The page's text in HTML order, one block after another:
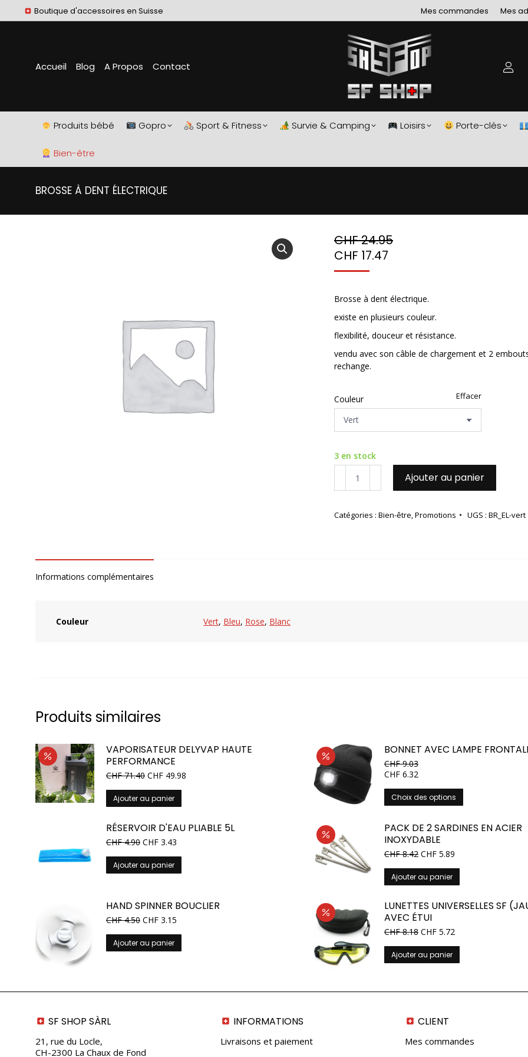
Boutique d'accessoires en Suisse Mes commandes Mes
Accueil Blog A Propos Contact
Produits bébé Gopro Sport & Fitness Survie & Camping Loisirs Porte-clés
Bien-être
BROSSE À DENT ÉLECTRIQUE
CHF24.95
CHF 17.47
Brosse à dent électrique.
existe en plusieurs couleur.
flexibilité, douceur et résistance.
vendu avec son câble de chargement et 2
rechange.
Couleur Effacer
3 en stock
dent
Ajouter au panier
Catégories : Bien-être,Promotions UGS : BR_EL-vert
Informations complémentaires
Couleur Vert, Bleu, Rose, Blanc
Produits similaires
VAPORISATEUR DELYVAP HAUTE
PERFORMANCE
Le
initial
était :
CHF71.40Le
actuel
est :
CHF 49.98
Ajouter au panier
BONNET AVEC LAMPE
CHF9.03
CHF 6.32
Choix des options
produit
plusieurs
choisies
RÉSERVOIR D'EAU PLIABLE 5L
CHF4.90 CHF 3.43
Ajouter au panier
PACK DE 2 SARDINES EN ACIER
INOXYDABLE
Le
initial
était :
CHF8.42Le
actuel
est :
CHF 5.89
Ajouter au panier
HAND SPINNER BOUCLIER
CHF4.50 CHF 3.15
Ajouter au panier
LUNETTES UNIVERSELLES SF
AVEC ÉTUI
Le
initial
était :
CHF8.18Le
actuel
est :
CHF 5.72
Ajouter au panier
SF SHOP SÀRL
21, rue du Locle,
CH-2300 La Chaux de Fond
INFORMATIONS
Livraisons et paiement
CLIENT
Mes commandes